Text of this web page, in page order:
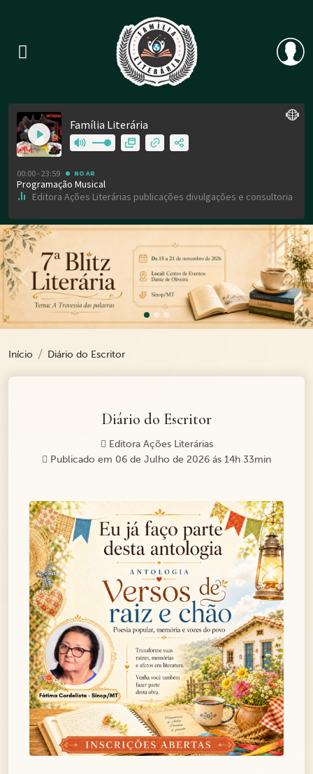
Previous
Início Diário do Escritor
Diário do Escritor
Editora Ações Literárias
Publicado em 06 de Julho de 2026 ás 14h 33min